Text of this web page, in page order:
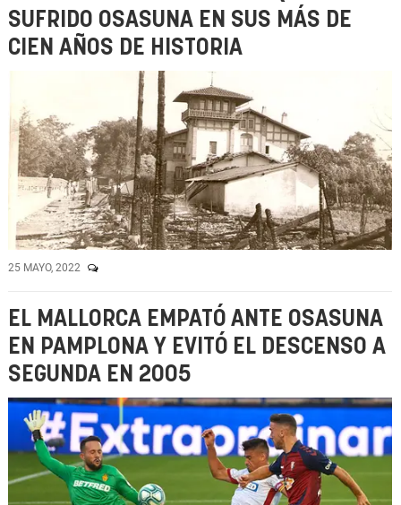
SUFRIDO OSASUNA EN SUS MÁS DE
CIEN AÑOS DE HISTORIA
25 MAYO, 2022
EL MALLORCA EMPATÓ ANTE OSASUNA
EN PAMPLONA Y EVITÓ EL DESCENSO A
SEGUNDA EN 2005